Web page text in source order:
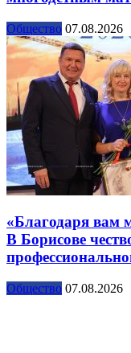
Общество 07.08.2026
«Благодаря вам
В Борисове
Общество 07.08.2026